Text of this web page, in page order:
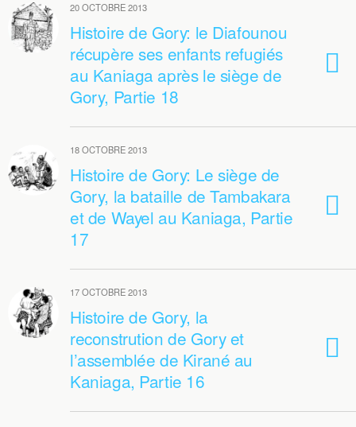
20 OCTOBRE 2013
Histoire de Gory: le Diafounou
récupère ses enfants refugiés
au Kaniaga après le siège de
Gory, Partie 18
18 OCTOBRE 2013
Histoire de Gory: Le siège de
Gory, la bataille de Tambakara
et de Wayel au Kaniaga, Partie
17
17 OCTOBRE 2013
Histoire de Gory, la
reconstrution de Gory et
l’assemblée de Kirané au
Kaniaga, Partie 16